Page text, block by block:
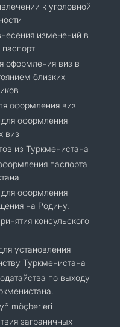
к уголовной
изменений в
оформления виз в
близких
оформления виз
оформления
виз
из Туркменистана
паспорта
оформления
на Родину.
консульского
установления
Туркменистана
по выходу
möçberleri
заграничных